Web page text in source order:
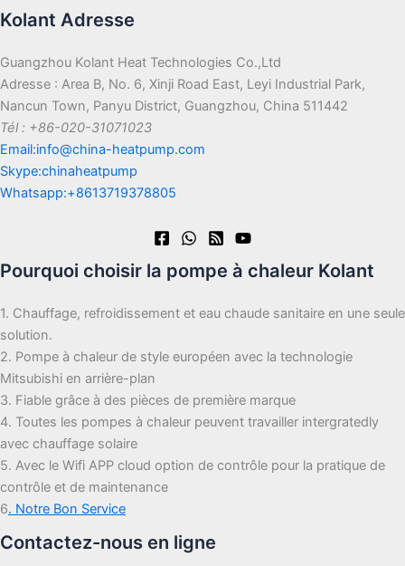
Kolant Adresse
Guangzhou Kolant Heat Technologies Co.,Ltd
Adresse : Area B, No. 6, Xinji Road East, Leyi Industrial Park,
Nancun Town, Panyu District, Guangzhou, China 511442
Tél : +86-020-31071023
Email:info@china-heatpump.com
Skype:chinaheatpump
Whatsapp:+8613719378805
Pourquoi choisir la pompe à chaleur Kolant
1. Chauffage, refroidissement et eau chaude sanitaire en une seule
solution.
2. Pompe à chaleur de style européen avec la technologie
Mitsubishi en arrière-plan
3. Fiable grâce à des pièces de première marque
4. Toutes les pompes à chaleur peuvent travailler intergratedly
avec chauffage solaire
5. Avec le Wifi APP cloud option de contrôle pour la pratique de
contrôle et de maintenance
6. Notre Bon Service
Contactez-nous en ligne